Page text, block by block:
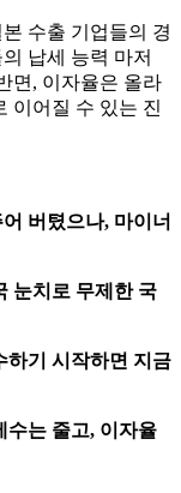
수출 기업들의 경
납세 능력 마저
면, 이자율은 올라
이어질 수 있는 진
버텼으나, 마이너
눈치로 무제한 국
하기 시작하면 지금
수는 줄고, 이자율